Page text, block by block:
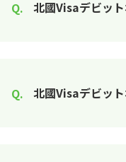
北國Visaデビッ
北國Visaデビッ